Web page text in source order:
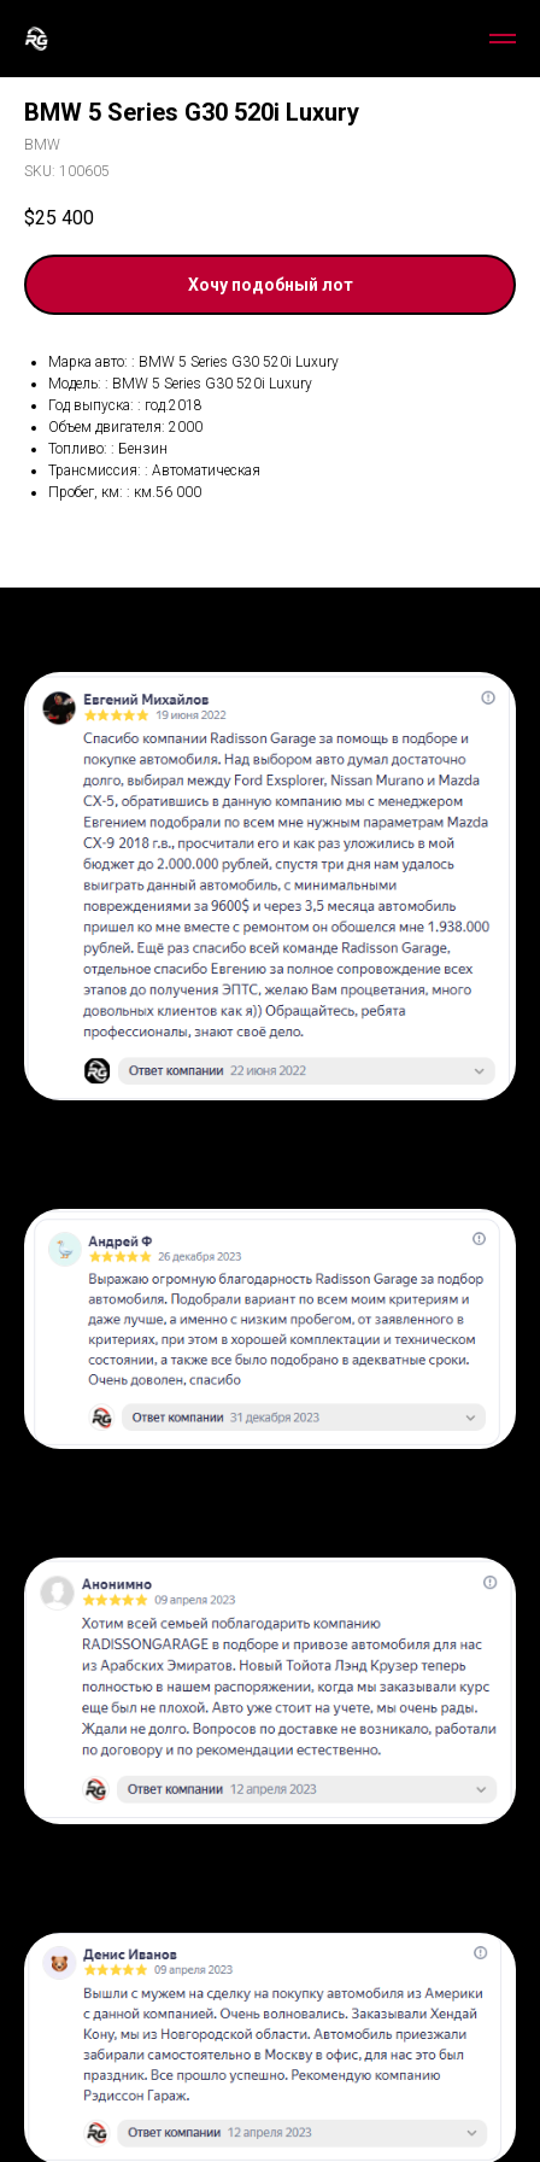
BMW 5 Series G30 520i Luxury
BMW
SKU: 100605
$25 400
Хочу подобный лот
Марка авто: : BMW 5 Series G30 520i Luxury
Модель: : BMW 5 Series G30 520i Luxury
Год выпуска: : год.2018
Объем двигателя: 2000
Топливо: : Бензин
Трансмиссия: : Автоматическая
Пробег, км: : км.56 000